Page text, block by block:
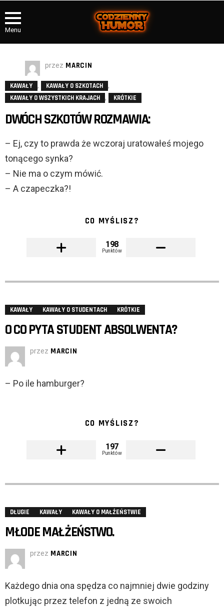
Menu
przez MARCIN
KAWAŁY , KAWAŁY O SZKOTACH ,
KAWAŁY O WSZYSTKICH KRAJACH , KRÓTKIE
DWÓCH SZKOTÓW ROZMAWIA:
– Ej, czy to prawda że wczoraj uratowałeś mojego
tonącego synka?
– Nie ma o czym mówić.
– A czapeczka?!
CO MYŚLISZ?
198
Punktów
KAWAŁY KAWAŁY O STUDENTACH KRÓTKIE
O CO PYTA STUDENT ABSOLWENTA?
przez MARCIN
– Po ile hamburger?
CO MYŚLISZ?
197
Punktów
DŁUGIE KAWAŁY KAWAŁY O MAŁŻEŃSTWIE
MŁODE MAŁŻEŃSTWO.
przez MARCIN
Każdego dnia ona spędza co najmniej dwie godziny
plotkując przez telefon z jedną ze swoich